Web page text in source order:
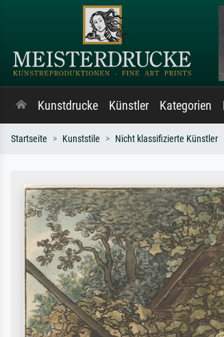
Kunstdrucke Künstler Kategorien
Startseite Kunststile Nicht klassifizierte Künstler